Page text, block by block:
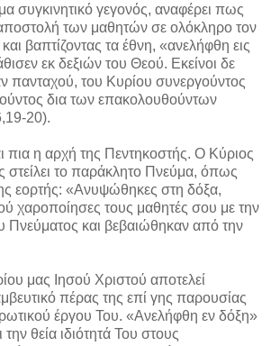
συγκινητικό γεγονός, αναφέρει πως
των μαθητών σε ολόκληρο τον
βαπτίζοντας τα έθνη, «ανελήφθη εις
εκ δεξιών του Θεού. Εκείνοι δε
πανταχού, του Κυρίου συνεργούντος
δια των επακολουθούντων
20).
πια η αρχή της Πεντηκοστής. Ο Κύριος
στείλει το παράκλητο Πνεύμα, όπως
εορτής: «Ανυψώθηκες στη δόξα,
χαροποίησες τους μαθητές σου με την
Πνεύματος και βεβαιώθηκαν από την
μας Ιησού Χριστού αποτελεί
πέρας της επί γης παρουσίας
έργου Του. «Ανελήφθη εν δόξη»
θεία ιδιότητά Του στους